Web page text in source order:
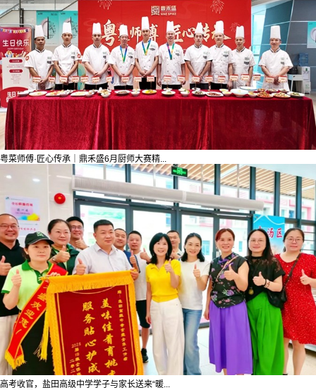
粤菜师傅·匠心传承｜鼎禾盛6月厨师大赛精...
高考收官，盐田高级中学学子与家长送来“暖...